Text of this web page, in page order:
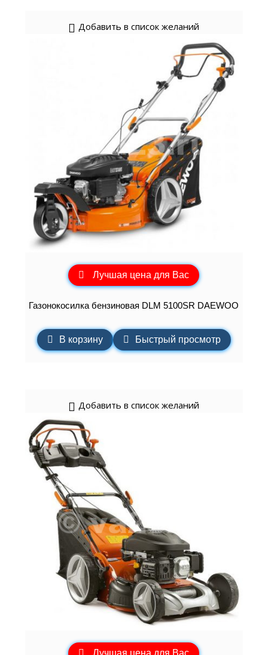
Добавить в список желаний
Лучшая цена для Вас
Газонокосилка бензиновая DLM 5100SR DAEWOO
В корзину Быстрый просмотр
Добавить в список желаний